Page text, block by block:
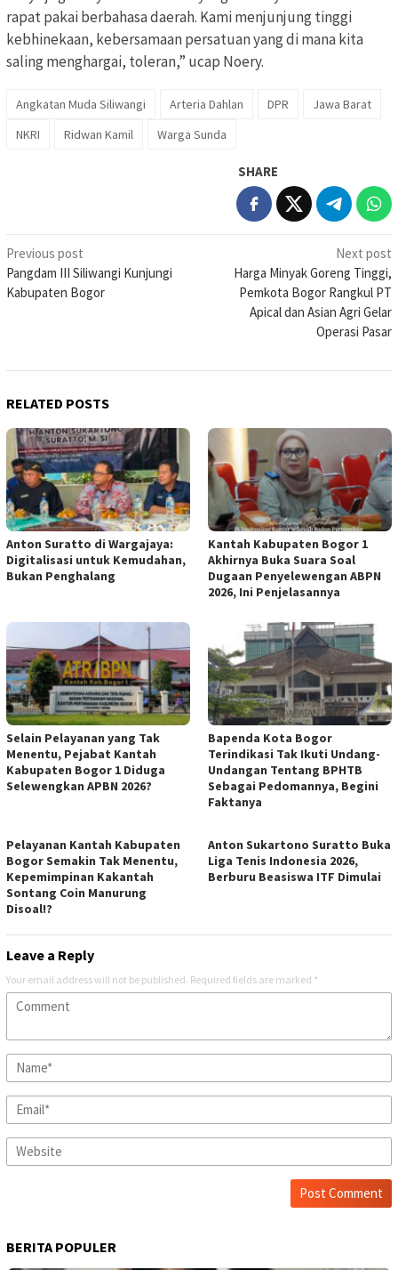
rapat pakai berbahasa daerah. Kami menjunjung tinggi
kebhinekaan, kebersamaan persatuan yang di mana kita
saling menghargai, toleran,” ucap Noery.
Angkatan Muda Siliwangi Arteria Dahlan DPR
Jawa Barat
NKRI
Ridwan Kamil Warga Sunda
SHARE
Post
navigation
Previous post
Pangdam III Siliwangi Kunjungi
Kabupaten Bogor
Next post
Harga Minyak Goreng Tinggi,
Pemkota Bogor Rangkul PT
Apical dan Asian Agri Gelar
Operasi Pasar
RELATED POSTS
Anton Suratto di Wargajaya:
Digitalisasi untuk Kemudahan,
Bukan Penghalang
Kantah Kabupaten Bogor 1
Akhirnya Buka Suara Soal
Dugaan Penyelewengan ABPN
2026, Ini Penjelasannya
Selain Pelayanan yang Tak
Menentu, Pejabat Kantah
Kabupaten Bogor 1 Diduga
Selewengkan APBN 2026?
Bapenda Kota Bogor
Terindikasi Tak Ikuti Undang-
Undangan Tentang BPHTB
Sebagai Pedomannya, Begini
Faktanya
Pelayanan Kantah Kabupaten
Bogor Semakin Tak Menentu,
Kepemimpinan Kakantah
Sontang Coin Manurung
Disoal!?
Anton Sukartono Suratto Buka
Liga Tenis Indonesia 2026,
Berburu Beasiswa ITF Dimulai
Leave a Reply
Your email address will not be published. Required fields are marked *
BERITA POPULER